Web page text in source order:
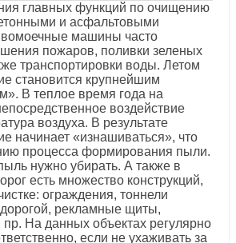
главных функций по очищению
и асфальтовыми
машины часто
пожаров, поливки зеленых
транспортировки воды. Летом
становится крупнейшим
В теплое время года на
воздействие
воздуха. В результате
начинает «изнашиваться», что
процесса формирования пыли.
нужно убирать. А также в
есть множество конструкций,
ограждения, тоннели
рекламные щиты,
На данных объектах регулярно
если не ухаживать за